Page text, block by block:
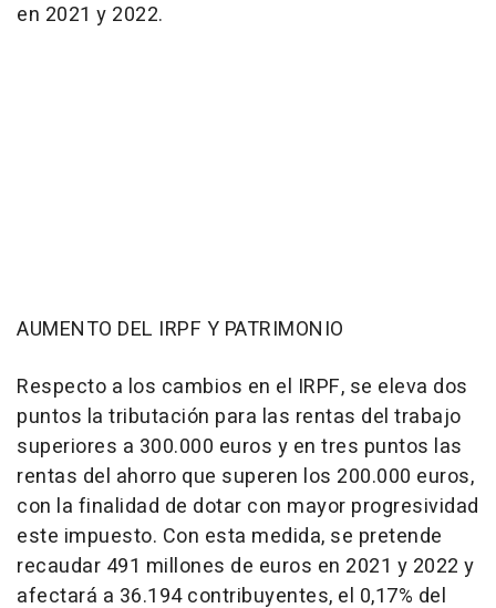
en 2021 y 2022.
AUMENTO DEL IRPF Y PATRIMONIO
Respecto a los cambios en el IRPF, se eleva dos
puntos la tributación para las rentas del trabajo
superiores a 300.000 euros y en tres puntos las
rentas del ahorro que superen los 200.000 euros,
con la finalidad de dotar con mayor progresividad
este impuesto. Con esta medida, se pretende
recaudar 491 millones de euros en 2021 y 2022 y
afectará a 36.194 contribuyentes, el 0,17% del